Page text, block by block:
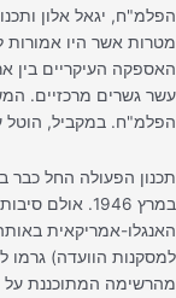
הפלמ"ח, יגאל אלון
מטרות אשר היו אמורות
האספקה העיקריים בין
עשר גשרים מרכזיים.
הפלמ"ח. במקביל, הוטל
במרץ 1946.
האנגלו-אמריקאית
למסקנות הוועדה) גרמו
מהרשימה המתוכננת על